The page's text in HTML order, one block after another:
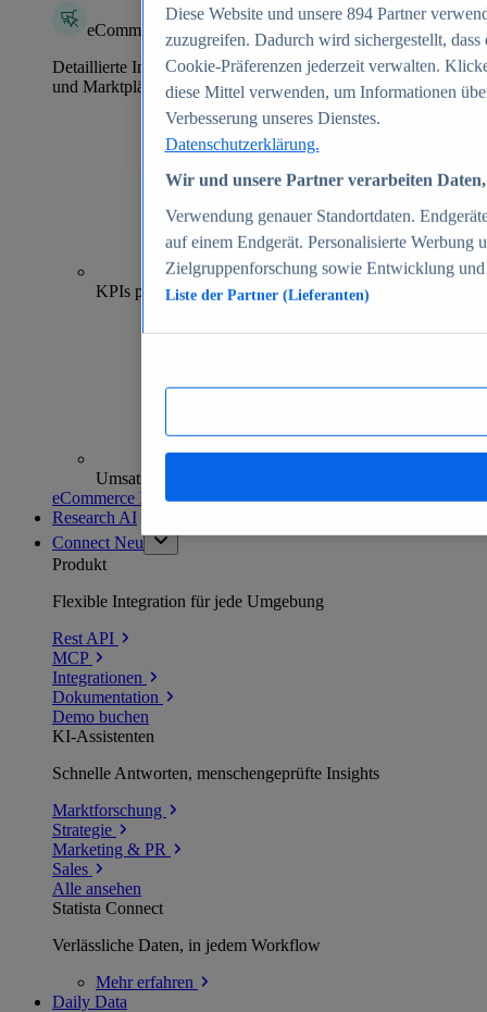
eCommerce Insights
Detaillierte Informationen zu mehr als 39.000 Online-Shops
und Marktplätzen
70+
KPIs pro Shop
Umsatzanalysen und -prognosen
eCommerce Insights entdecken
Research AI
Connect Neu
Produkt
Flexible Integration für jede Umgebung
Rest API
MCP
Integrationen
Dokumentation
Demo buchen
KI-Assistenten
Schnelle Antworten, menschengeprüfte Insights
Marktforschung
Strategie
Marketing & PR
Sales
Alle ansehen
Statista Connect
Verlässliche Daten, in jedem Workflow
Mehrerfahren
Daily Data
Diese Website und unsere 894Partner
zuzugreifen. Dadurch wird sichergestellt,
Cookie-Präferenzen jederzeit verwalten.
diese Mittel verwenden, um Informationen
Verbesserung unseres Dienstes.
Datenschutzerklärung.
Wir und unsere Partner verarbeiten
Verwendung genauer Standortdaten.
auf einem Endgerät. Personalisierte Werbung
Zielgruppenforschung sowie Entwicklung
Liste der Partner (Lieferanten)